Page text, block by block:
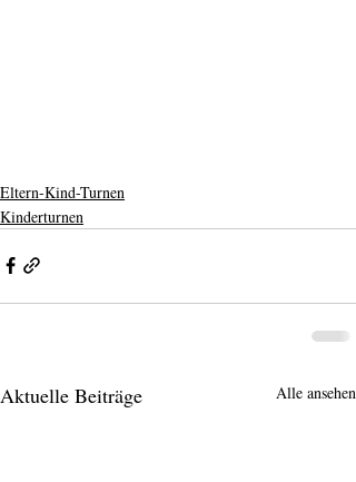
Eltern-Kind-Turnen
Kinderturnen
Aktuelle Beiträge Alle ansehen